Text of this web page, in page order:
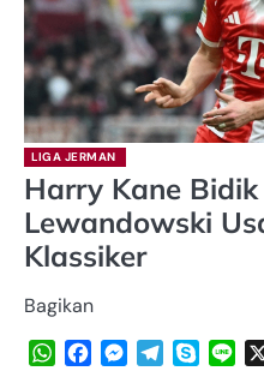
LIGA JERMAN
Harry Kane Bidik
Lewandowski
Klassiker
Bagikan
WhatsApp
FacebookMessenger
TelegramSkypeLine